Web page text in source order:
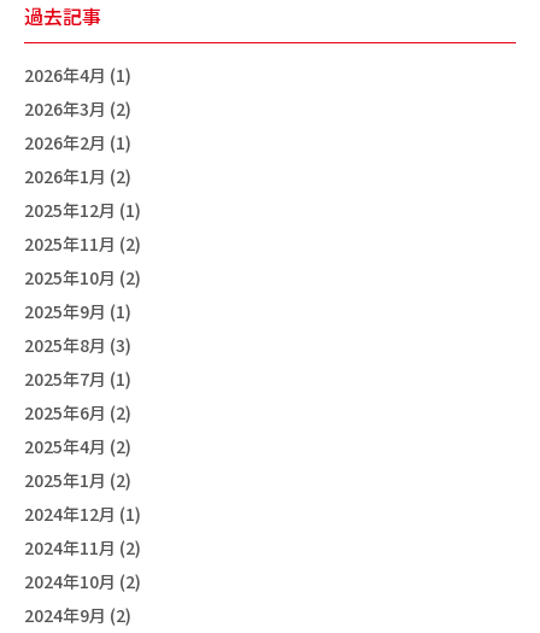
過去記事
2026年4月 (1)
2026年3月 (2)
2026年2月 (1)
2026年1月 (2)
2025年12月 (1)
2025年11月 (2)
2025年10月 (2)
2025年9月 (1)
2025年8月 (3)
2025年7月 (1)
2025年6月 (2)
2025年4月 (2)
2025年1月 (2)
2024年12月 (1)
2024年11月 (2)
2024年10月 (2)
2024年9月 (2)